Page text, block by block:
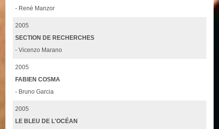
- René Manzor
2005
SECTION DE RECHERCHES
- Vicenzo Marano
2005
FABIEN COSMA
- Bruno Garcia
2005
LE BLEU DE L'OCÉAN